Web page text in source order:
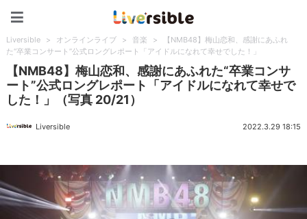
Liversible > オンラインライブ > 音楽 >
【NMB48】梅山恋和、感謝にあふれ
た“卒業コンサート”公式ロングレポート「アイドルになれて幸せでした！」
【NMB48】梅山恋和、感謝にあふれた“卒業コンサ
ート”公式ロングレポート「アイドルになれて幸せで
した！」（写真 20/21）
Liversible 2022.3.29 18:15